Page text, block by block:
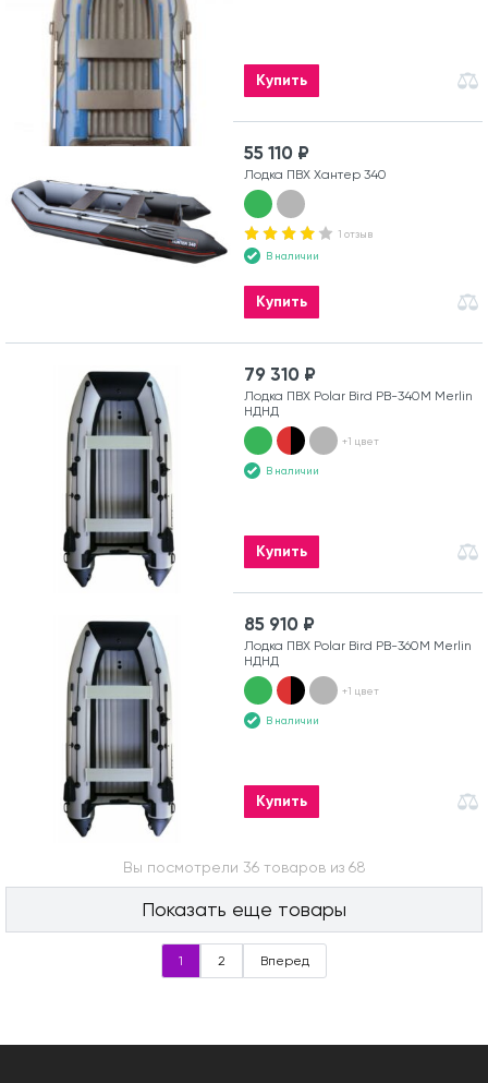
Купить
55 110 ₽
Лодка ПВХ Хантер 340
1 отзыв
В наличии
Купить
79 310 ₽
Лодка ПВХ Polar Bird PB-340M Merlin
НДНД
+1 цвет
В наличии
Купить
85 910 ₽
Лодка ПВХ Polar Bird PB-360M Merlin
НДНД
+1 цвет
В наличии
Купить
Вы посмотрели 36 товаров из 68
Показать еще товары
1 2 Вперед